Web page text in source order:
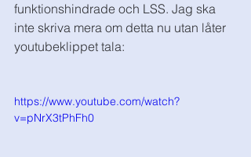
funktionshindrade och LSS. Jag ska
inte skriva mera om detta nu utan låter
youtubeklippet tala:
https://www.youtube.com/watch?
v=pNrX3tPhFh0